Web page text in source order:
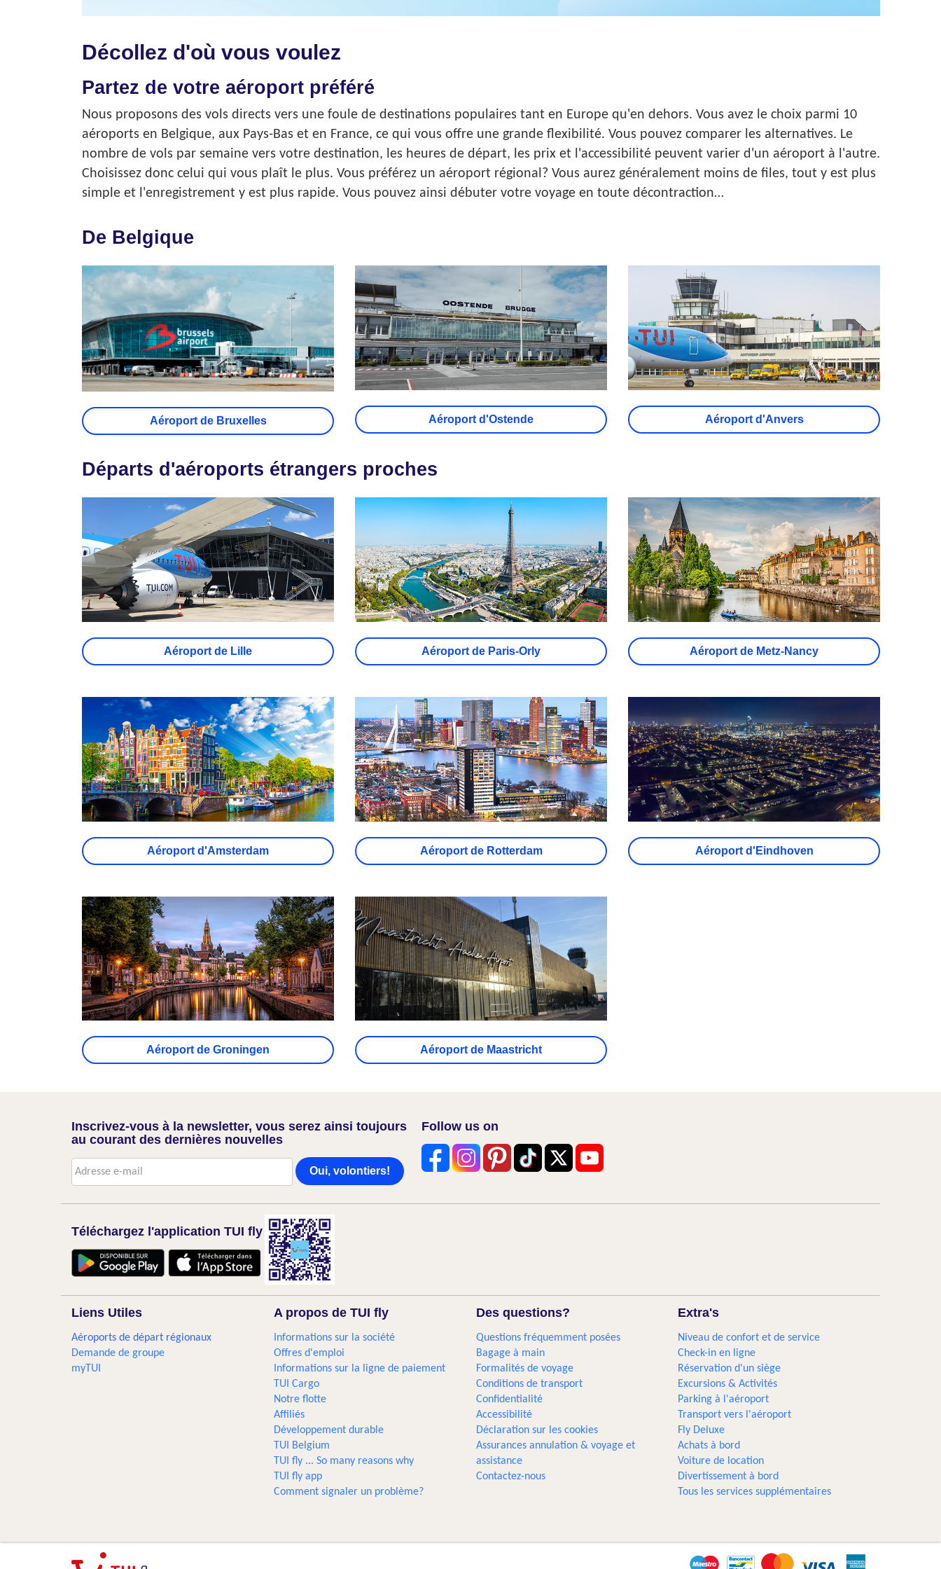
Décollez d'où vous voulez​
Partez de votre aéroport préféré
Nous proposons des vols directs vers une foule de destinations populaires tant en Europe qu'en dehors. Vous avez le choix parmi 10
aéroports en Belgique, aux Pays-Bas et en France, ce qui vous offre une grande flexibilité. Vous pouvez comparer les alternatives. Le
nombre de vols par semaine vers votre destination, les heures de départ, les prix et l'accessibilité peuvent varier d'un aéroport à l'autre.
Choisissez donc celui qui vous plaît le plus. Vous préférez un aéroport régional? Vous aurez généralement moins de files, tout y est plus
simple et l'enregistrement y est plus rapide. Vous pouvez ainsi débuter votre voyage en toute décontraction… ​
De Belgique
Aéroport de Bruxelles Aéroport d'Ostende Aéroport d'Anvers
Départs d'aéroports étrangers proches
Aéroport de Lille Aéroport de Paris-Orly Aéroport de Metz-Nancy
Aéroport d'Amsterdam Aéroport de Rotterdam Aéroport d'Eindhoven
Aéroport de Groningen Aéroport de Maastricht
Inscrivez-vous à la newsletter, vous serez ainsi toujours
au courant des dernières nouvelles
Oui, volontiers!
Follow us on
Téléchargez l'application TUI fly
Liens Utiles
Aéroports de départ régionaux
Demande de groupe
myTUI
A propos de TUI fly
Informations sur la société
Offres d'emploi
Informations sur la ligne de paiement
TUI Cargo
Notre flotte
Affiliés
Développement durable
TUI Belgium
TUI fly ... So many reasons why
TUI fly app
Comment signaler un problème?
Des questions?
Questions fréquemment posées
Bagage à main
Formalités de voyage
Conditions de transport
Confidentialité
Accessibilité
Déclaration sur les cookies
Assurances annulation & voyage et
assistance
Contactez-nous
Extra's
Niveau de confort et de service
Check-in en ligne
Réservation d'un siège
Excursions & Activités​
Parking à l'aéroport
Transport vers l'aéroport
Fly Deluxe
Achats à bord
Voiture de location
Divertissement à bord
Tous les services supplémentaires